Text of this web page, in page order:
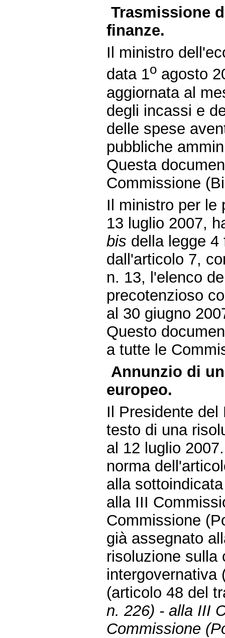
Trasmissione
finanze.
Il ministro
data 1o agosto
aggiornata al
degli incassi e
delle spese
pubbliche
Questa
Commissione
Il ministro per le
13 luglio 2007,
bis della legge 4
dall'articolo 7,
n. 13, l'elenco
precotenzioso
al 30 giugno
Questo
a tutte le
Annunzio di
europeo.
Il Presidente del
testo di una
al 12 luglio
norma
alla
alla III
Commissione
già assegnato
risoluzione sulla
intergovernativa
(articolo 48 del
n. 226) - alla III
Commissione